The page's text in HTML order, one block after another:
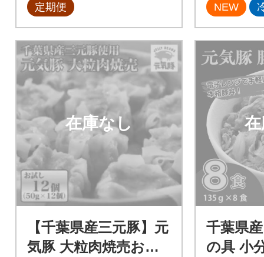
定期便 NEW
在庫なし
【千葉県産三元豚】元
気豚 大粒肉焼売お試
千葉県
の具 小